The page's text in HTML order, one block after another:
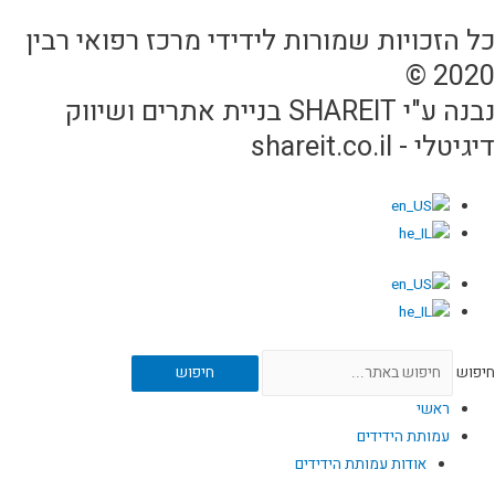
כל הזכויות שמורות לידידי מרכז רפואי רבין
2020 ©
נבנה ע"י SHAREIT בניית אתרים ושיווק
דיגיטלי - shareit.co.il
חיפוש
חיפוש
ראשי
עמותת הידידים
אודות עמותת הידידים